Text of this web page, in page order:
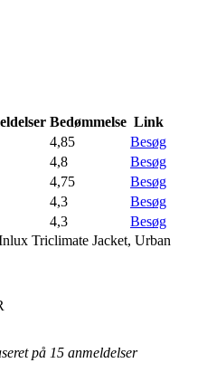
Bedømmelse Link
4,85
Besøg
4,8
Besøg
4,75
Besøg
4,3
Besøg
4,3
Besøg
Triclimate Jacket, Urban
på 15 anmeldelser